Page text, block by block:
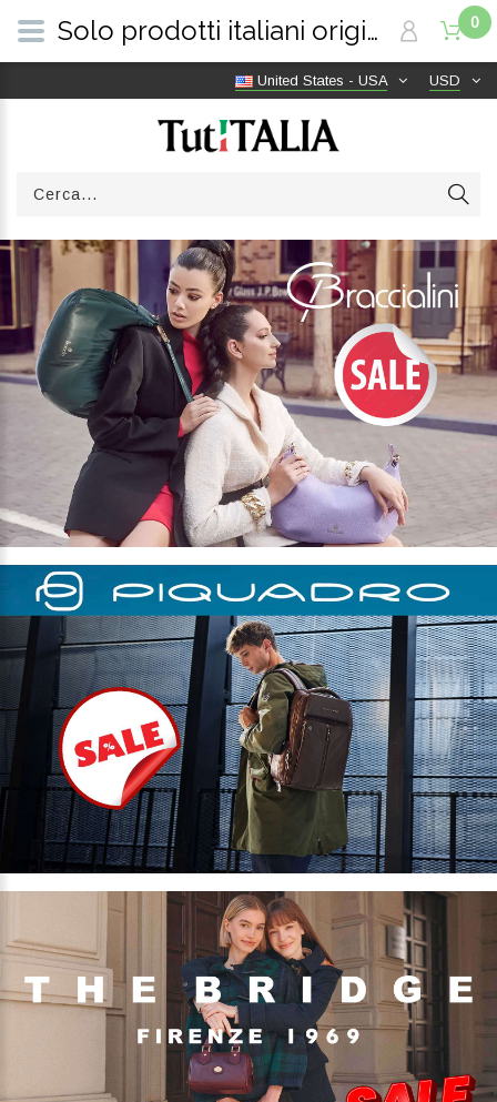
USD
United States - USA
0
Solo prodotti italiani originali | Consegna gratuita in tutto il mondo | TutITALIA